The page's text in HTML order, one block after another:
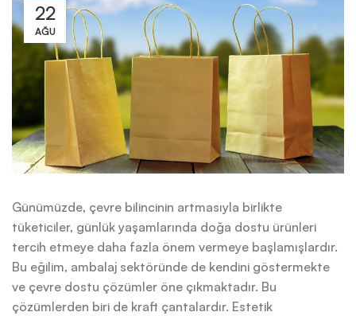
22
AĞU
Günümüzde, çevre bilincinin artmasıyla birlikte
tüketiciler, günlük yaşamlarında doğa dostu ürünleri
tercih etmeye daha fazla önem vermeye başlamışlardır.
Bu eğilim, ambalaj sektöründe de kendini göstermekte
ve çevre dostu çözümler öne çıkmaktadır. Bu
çözümlerden biri de kraft çantalardır. Estetik